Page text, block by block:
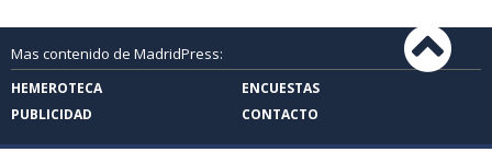
Mas contenido de MadridPress:
HEMEROTECA
ENCUESTAS
PUBLICIDAD
CONTACTO